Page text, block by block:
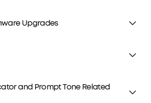
Upgrades
and Prompt Tone Related